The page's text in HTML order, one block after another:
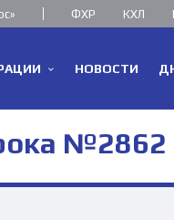
ФХР КХЛ
НОВОСТИ
№2862